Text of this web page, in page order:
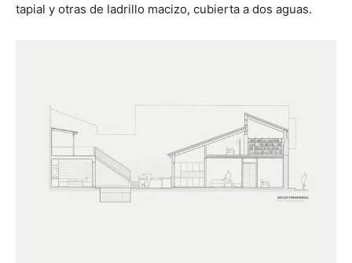
tapial y otras de ladrillo macizo, cubierta a dos aguas.